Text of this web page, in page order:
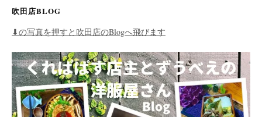
吹田店BLOG
⬇︎の写真を押すと吹田店のBlogへ飛びます